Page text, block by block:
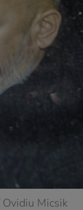
Micsik